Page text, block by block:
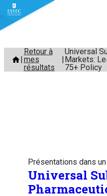
Aller
contenu
Retour à
mes
résultats
Universal
Markets:
75+ Policy
Présentations dans
Universal